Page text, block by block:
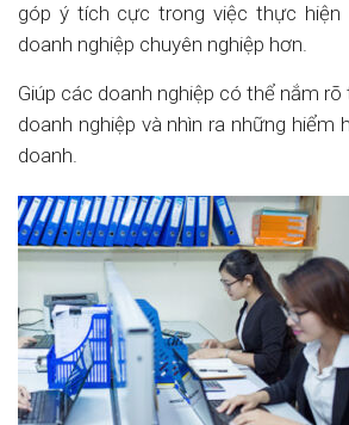
góp ý tích cực trong việc thực hiện
doanh nghiệp chuyên nghiệp hơn.
Giúp các doanh nghiệp có thể nắm
doanh nghiệp và nhìn ra những hiểm
doanh.